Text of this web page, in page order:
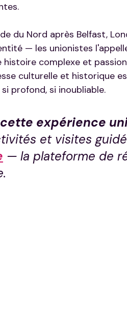
du Nord après Belfast,
— les unionistes
complexe et
culturelle et historique
profond, si inoubliable.
expérience
et visites
— la plateforme de